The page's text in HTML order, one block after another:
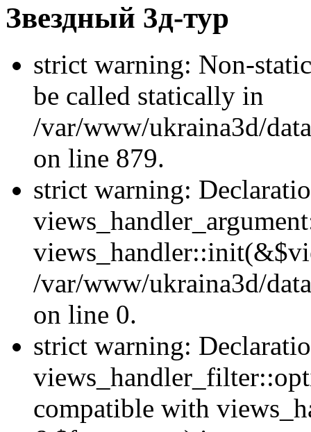
Звездный 3д-тур
strict warning: Non-
be called statically in
/var/www/ukraina3d/
on line 879.
strict warning:
/var/www/ukraina3d/
on line 0.
strict warning:
compatible with